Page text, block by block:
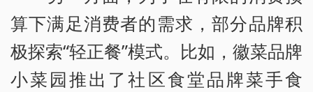
算下满足消费者的需求，部分品牌积
极探索“轻正餐”模式。比如，徽菜品牌
小菜园推出了社区食堂品牌菜手食